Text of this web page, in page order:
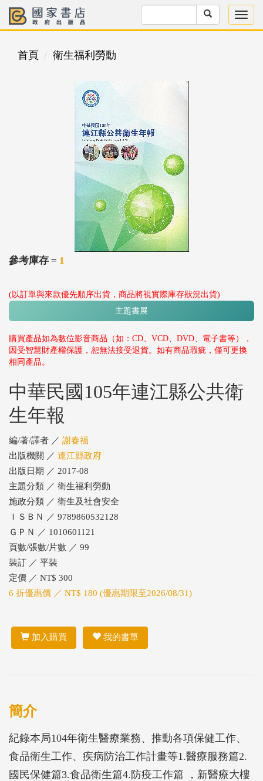
首頁 衛生福利勞動
參考庫存 = 1
(以訂單與來款優先順序出貨，商品將視實際庫存狀況出貨)
主題書展
購買產品如為數位影音商品（如：CD、VCD、DVD、電子書等），
因受智慧財產權保護，恕無法接受退貨。如有商品瑕疵，僅可更換
相同產品。
中華民國105年連江縣公共衛
生年報
編/著/譯者 ／ 謝春福
出版機關 ／ 連江縣政府
出版日期 ／ 2017-08
主題分類 ／ 衛生福利勞動
施政分類 ／ 衛生及社會安全
ＩＳＢＮ ／ 9789860532128
ＧＰＮ ／ 1010601121
頁數/張數/片數 ／ 99
裝訂 ／ 平裝
定價 ／ NT$ 300
6 折優惠價 ／ NT$ 180 (優惠期限至2026/08/31)
加入購買 我的書單
簡介
紀錄本局104年衛生醫療業務、推動各項保健工作、
食品衛生工作、疾病防治工作計畫等1.醫療服務篇2.
國民保健篇3.食品衛生篇4.防疫工作篇 ，新醫療大樓